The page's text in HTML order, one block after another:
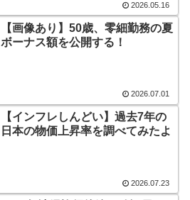
2026.05.16
【画像あり】50歳、零細勤務の夏
ボーナス額を公開する！
2026.07.01
【インフレしんどい】過去7年の
日本の物価上昇率を調べてみたよ
2026.07.23